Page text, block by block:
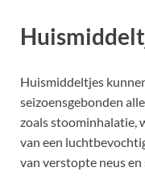
Huismiddeltjes
seizoensgebonden
zoals stoominhalatie,
van een
van verstopte neus en